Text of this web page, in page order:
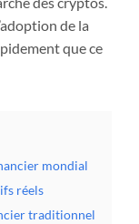
de la
que ce
mondial
réels
traditionnel